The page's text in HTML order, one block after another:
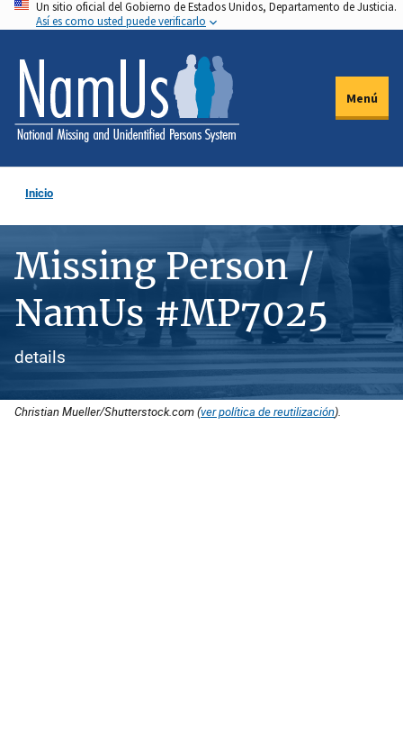
Pasar
al
contenido
principal
Un sitio oficial del Gobierno de Estados Unidos, Departamento de Justicia.
Así es como usted puede verificarlo
Menú
Inicio
Missing Person /
NamUs #MP7025
details
Christian Mueller/Shutterstock.com (ver política de reutilización).